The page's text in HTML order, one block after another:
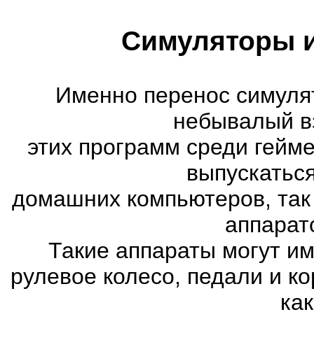
Симуляторы
Именно перенос
небывалый
этих программ среди
домашних компьютеров,
Такие аппараты могут
рулевое колесо, педали и